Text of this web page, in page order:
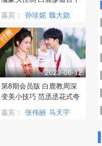
嘉宾： 孙珍妮 魏大勋
施柏宇
2023-06-12
第8期会员版 白鹿教周深
变美小技巧 范丞丞花式夸
嘉宾： 张伟丽 马天宇